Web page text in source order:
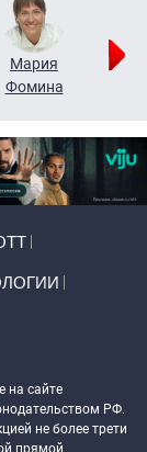
Мария
Фомина
на сайте
РФ.
не более трети
прямой